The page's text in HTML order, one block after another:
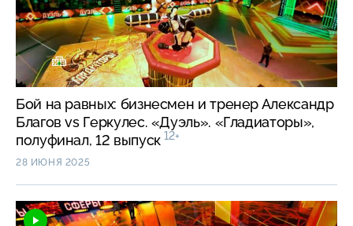
Бой на равных: бизнесмен и тренер Александр
Благов vs Геркулес. «Дуэль». «Гладиаторы»,
полуфинал, 12 выпуск 12+
28 ИЮНЯ 2025